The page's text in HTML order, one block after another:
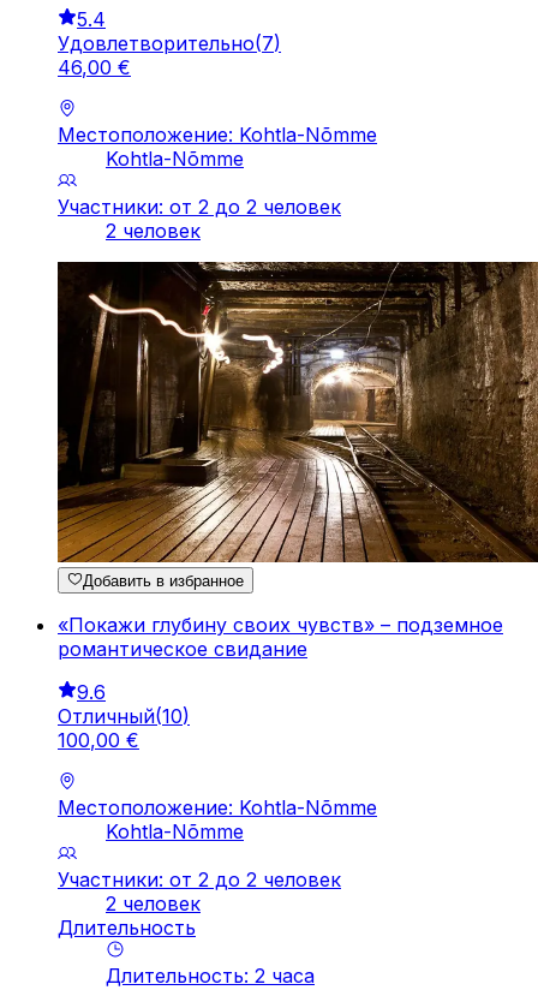
5.4
Удовлетворительно(7)
46,00 €
Местоположение: Kohtla-Nõmme
Kohtla-Nõmme
Участники: от 2 до 2 человек
2 человек
Добавить в избранное
«Покажи глубину своих чувств» – подземное
романтическое свидание
9.6
Отличный(10)
100,00 €
Местоположение: Kohtla-Nõmme
Kohtla-Nõmme
Участники: от 2 до 2 человек
2 человек
Длительность
Длительность: 2 часа